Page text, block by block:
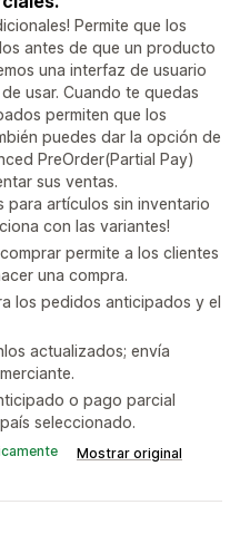
Permite que los
antes de que un producto
una interfaz de usuario
usar. Cuando te quedas
permiten que los
puedes dar la opción de
PreOrder(Partial Pay)
sus ventas.
artículos sin inventario
con las variantes!
permite a los clientes
una compra.
los pedidos anticipados y el
actualizados; envía
o pago parcial
seleccionado.
Mostrar original